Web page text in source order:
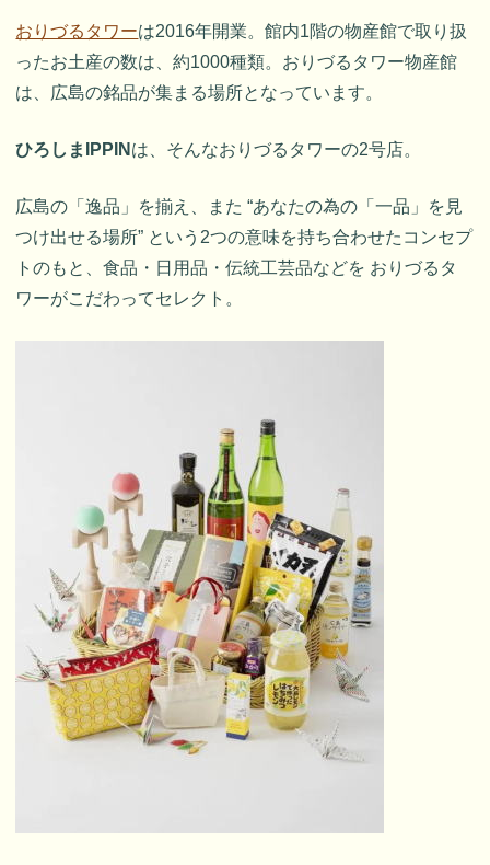
おりづるタワーは2016年開業。館内1階の物産館で取り扱
ったお土産の数は、約1000種類。おりづるタワー物産館
は、広島の銘品が集まる場所となっています。
ひろしまIPPIN は、そんなおりづるタワーの2号店。
広島の「逸品」を揃え、また “あなたの為の「一品」を見
つけ出せる場所” という2つの意味を持ち合わせたコンセプ
トのもと、食品・日用品・伝統工芸品などを おりづるタ
ワーがこだわってセレクト。